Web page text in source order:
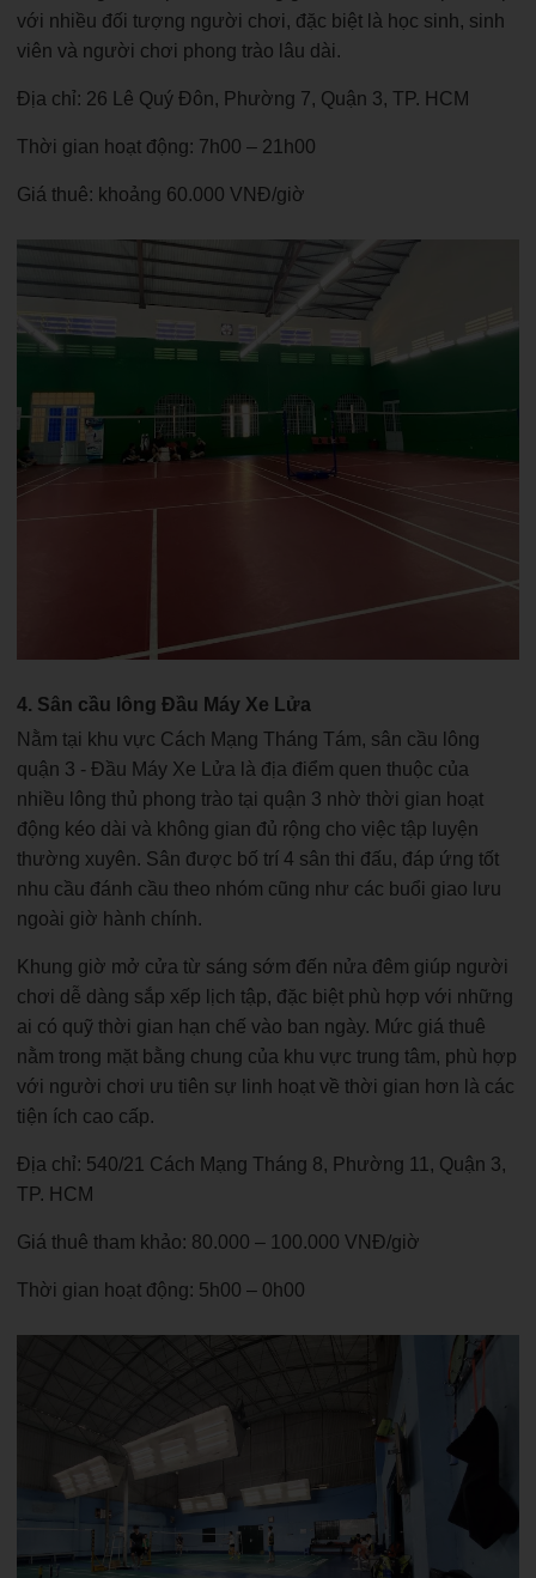
với nhiều đối tượng người chơi, đặc biệt là học sinh, sinh
viên và người chơi phong trào lâu dài.
Địa chỉ: 26 Lê Quý Đôn, Phường 7, Quận 3, TP. HCM
Thời gian hoạt động: 7h00 – 21h00
Giá thuê: khoảng 60.000 VNĐ/giờ
4. Sân cầu lông Đầu Máy Xe Lửa
Nằm tại khu vực Cách Mạng Tháng Tám, sân cầu lông
quận 3 - Đầu Máy Xe Lửa là địa điểm quen thuộc của
nhiều lông thủ phong trào tại quận 3 nhờ thời gian hoạt
động kéo dài và không gian đủ rộng cho việc tập luyện
thường xuyên. Sân được bố trí 4 sân thi đấu, đáp ứng tốt
nhu cầu đánh cầu theo nhóm cũng như các buổi giao lưu
ngoài giờ hành chính.
Khung giờ mở cửa từ sáng sớm đến nửa đêm giúp người
chơi dễ dàng sắp xếp lịch tập, đặc biệt phù hợp với những
ai có quỹ thời gian hạn chế vào ban ngày. Mức giá thuê
nằm trong mặt bằng chung của khu vực trung tâm, phù hợp
với người chơi ưu tiên sự linh hoạt về thời gian hơn là các
tiện ích cao cấp.
Địa chỉ: 540/21 Cách Mạng Tháng 8, Phường 11, Quận 3,
TP. HCM
Giá thuê tham khảo: 80.000 – 100.000 VNĐ/giờ
Thời gian hoạt động: 5h00 – 0h00